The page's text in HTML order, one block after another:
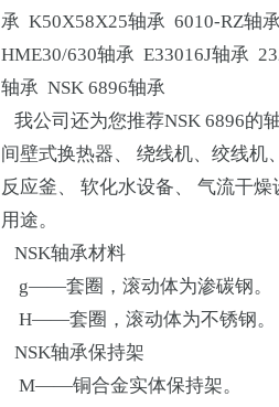
承 K50X58X25轴承 6010-RZ轴
HME30/630轴承 E33016J轴承
轴承 NSK 6896轴承
我公司还为您推荐NSK 6896的
间壁式换热器、 绕线机、绞线机
反应釜、 软化水设备、 气流干
用途。
NSK轴承材料
g——套圈，滚动体为渗碳钢。
H——套圈，滚动体为不锈钢。
NSK轴承保持架
M——铜合金实体保持架。